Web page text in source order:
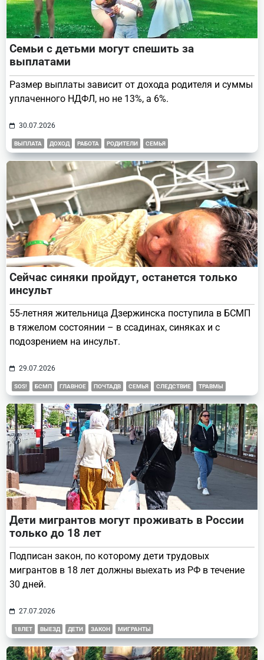
Семьи с детьми могут спешить за
выплатами
Размер выплаты зависит от дохода родителя и суммы
уплаченного НДФЛ, но не 13%, а 6%.
30.07.2026
ВЫПЛАТА ДОХОД РАБОТА РОДИТЕЛИ СЕМЬЯ
Сейчас синяки пройдут, останется только
инсульт
55-летняя жительница Дзержинска поступила в БСМП
в тяжелом состоянии – в ссадинах, синяках и с
подозрением на инсульт.
29.07.2026
SOS! БСМП ГЛАВНОЕ ПОЧТАДВ СЕМЬЯ СЛЕДСТВИЕ ТРАВМЫ
Дети мигрантов могут проживать в России
только до 18 лет
Подписан закон, по которому дети трудовых
мигрантов в 18 лет должны выехать из РФ в течение
30 дней.
27.07.2026
18ЛЕТ ВЫЕЗД ДЕТИ ЗАКОН МИГРАНТЫ